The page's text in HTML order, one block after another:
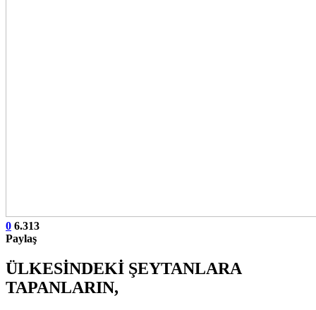
0 6.313
Paylaş
ÜLKESİNDEKİ ŞEYTANLARA
TAPANLARIN,